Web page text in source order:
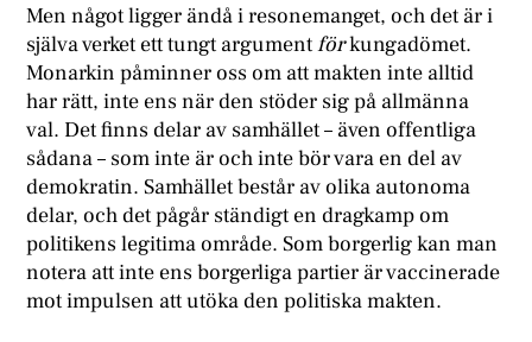
Men något ligger ändå i resonemanget, och det är i
själva verket ett tungt argumentförkungadömet.
Monarkin påminner oss om att makten inte alltid
har rätt, inte ens när den stöder sig på allmänna
val. Det finns delar av samhället – även offentliga
sådana – som inte är och inte bör vara en del av
demokratin. Samhället består av olika autonoma
delar, och det pågår ständigt en dragkamp om
politikens legitima område. Som borgerlig kan man
notera att inte ens borgerliga partier är vaccinerade
mot impulsen att utöka den politiska makten.